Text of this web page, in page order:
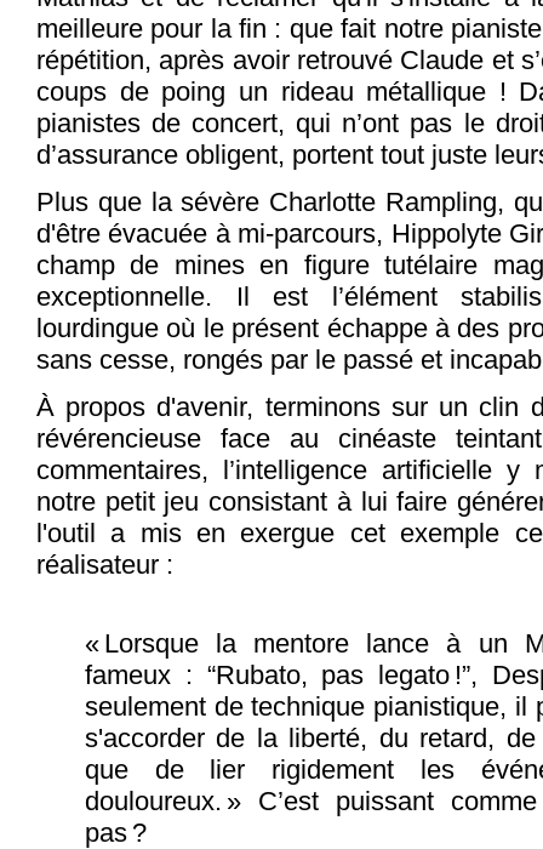
meilleure pour la fin : que fait notre
répétition, après avoir retrouvé Claude et
coups de poing un rideau métallique !
pianistes de concert, qui n’ont pas le
d’assurance obligent, portent tout juste
Plus que la sévère Charlotte Rampling,
d'être évacuée à mi-parcours, Hippolyte
champ de mines en figure tutélaire
exceptionnelle. Il est l’élément
lourdingue où le présent échappe à des
sans cesse, rongés par le passé et
À propos d'avenir, terminons sur un clin
révérencieuse face au cinéaste
commentaires, l’intelligence artificielle
notre petit jeu consistant à lui faire
l'outil a mis en exergue cet exemple
réalisateur :
« Lorsque la mentore lance à un
fameux : “Rubato, pas legato !”,
seulement de technique pianistique, il
s'accorder de la liberté, du retard,
que de lier rigidement les
douloureux. » C’est puissant
pas ?